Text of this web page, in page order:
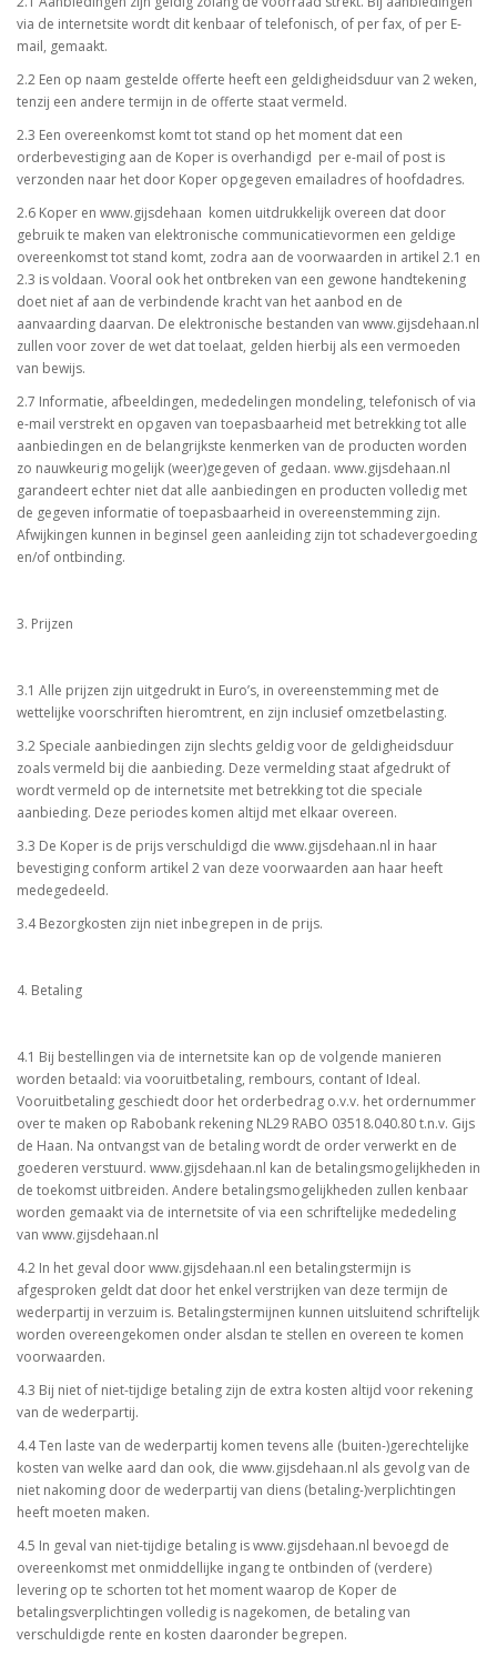
via de internetsite wordt dit kenbaar of telefonisch, of per fax, of per E-
mail, gemaakt.
2.2 Een op naam gestelde offerte heeft een geldigheidsduur van 2 weken,
tenzij een andere termijn in de offerte staat vermeld.
2.3 Een overeenkomst komt tot stand op het moment dat een
orderbevestiging aan de Koper is overhandigd per e-mail of post is
verzonden naar het door Koper opgegeven emailadres of hoofdadres.
2.6 Koper en www.gijsdehaan komen uitdrukkelijk overeen dat door
gebruik te maken van elektronische communicatievormen een geldige
overeenkomst tot stand komt, zodra aan de voorwaarden in artikel 2.1 en
2.3 is voldaan. Vooral ook het ontbreken van een gewone handtekening
doet niet af aan de verbindende kracht van het aanbod en de
aanvaarding daarvan. De elektronische bestanden van www.gijsdehaan.nl
zullen voor zover de wet dat toelaat, gelden hierbij als een vermoeden
van bewijs.
2.7 Informatie, afbeeldingen, mededelingen mondeling, telefonisch of via
e-mail verstrekt en opgaven van toepasbaarheid met betrekking tot alle
aanbiedingen en de belangrijkste kenmerken van de producten worden
zo nauwkeurig mogelijk (weer)gegeven of gedaan. www.gijsdehaan.nl
garandeert echter niet dat alle aanbiedingen en producten volledig met
de gegeven informatie of toepasbaarheid in overeenstemming zijn.
Afwijkingen kunnen in beginsel geen aanleiding zijn tot schadevergoeding
en/of ontbinding.
3. Prijzen
3.1 Alle prijzen zijn uitgedrukt in Euro’s, in overeenstemming met de
wettelijke voorschriften hieromtrent, en zijn inclusief omzetbelasting.
3.2 Speciale aanbiedingen zijn slechts geldig voor de geldigheidsduur
zoals vermeld bij die aanbieding. Deze vermelding staat afgedrukt of
wordt vermeld op de internetsite met betrekking tot die speciale
aanbieding. Deze periodes komen altijd met elkaar overeen.
3.3 De Koper is de prijs verschuldigd die www.gijsdehaan.nl in haar
bevestiging conform artikel 2 van deze voorwaarden aan haar heeft
medegedeeld.
3.4 Bezorgkosten zijn niet inbegrepen in de prijs.
4. Betaling
4.1 Bij bestellingen via de internetsite kan op de volgende manieren
worden betaald: via vooruitbetaling, rembours, contant of Ideal.
Vooruitbetaling geschiedt door het orderbedrag o.v.v. het ordernummer
over te maken op Rabobank rekening NL29 RABO 03518.040.80 t.n.v. Gijs
de Haan. Na ontvangst van de betaling wordt de order verwerkt en de
goederen verstuurd. www.gijsdehaan.nl kan de betalingsmogelijkheden in
de toekomst uitbreiden. Andere betalingsmogelijkheden zullen kenbaar
worden gemaakt via de internetsite of via een schriftelijke mededeling
van www.gijsdehaan.nl
4.2 In het geval door www.gijsdehaan.nl een betalingstermijn is
afgesproken geldt dat door het enkel verstrijken van deze termijn de
wederpartij in verzuim is. Betalingstermijnen kunnen uitsluitend schriftelijk
worden overeengekomen onder alsdan te stellen en overeen te komen
voorwaarden.
4.3 Bij niet of niet-tijdige betaling zijn de extra kosten altijd voor rekening
van de wederpartij.
4.4 Ten laste van de wederpartij komen tevens alle (buiten-)gerechtelijke
kosten van welke aard dan ook, die www.gijsdehaan.nl als gevolg van de
niet nakoming door de wederpartij van diens (betaling-)verplichtingen
heeft moeten maken.
4.5 In geval van niet-tijdige betaling is www.gijsdehaan.nl bevoegd de
overeenkomst met onmiddellijke ingang te ontbinden of (verdere)
levering op te schorten tot het moment waarop de Koper de
betalingsverplichtingen volledig is nagekomen, de betaling van
verschuldigde rente en kosten daaronder begrepen.